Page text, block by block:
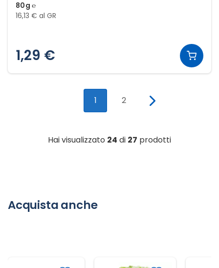
80g ℮
16,13 € al GR
1,29 €
1 2
Hai visualizzato 24 di 27 prodotti
Acquista anche